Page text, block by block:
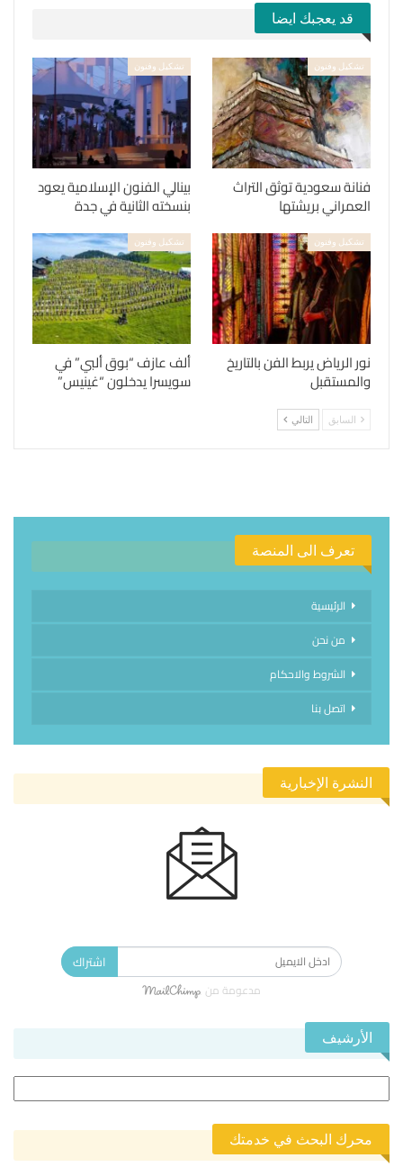
قد يعجبك ايضا
تشكيل وفنون
فنانة سعودية توثق التراث
العمراني بريشتها
تشكيل وفنون
بينالي الفنون الإسلامية يعود
بنسخته الثانية في جدة
تشكيل وفنون
نور الرياض يربط الفن بالتاريخ
والمستقبل
تشكيل وفنون
ألف عازف “بوق ألبي” في
سويسرا يدخلون “غينيس”
السابق التالي
تعرف الى المنصة
الرئيسية
من نحن
الشروط والاحكام
اتصل بنا
النشرة الإخبارية
اشتراك
مدعومة من
الأرشيف
محرك البحث في خدمتك